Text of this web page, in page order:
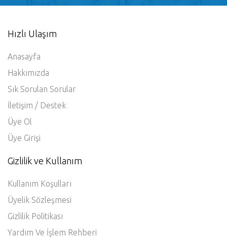
Hızlı Ulaşım
Anasayfa
Hakkımızda
Sık Sorulan Sorular
İletişim / Destek
Üye Ol
Üye Girişi
Gizlilik ve Kullanım
Kullanım Koşulları
Üyelik Sözleşmesi
Gizlilik Politikası
Yardım Ve İşlem Rehberi